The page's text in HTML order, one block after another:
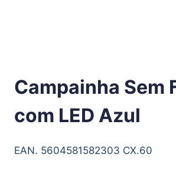
Campainha Sem
com LED Azul
EAN. 5604581582303 CX.60